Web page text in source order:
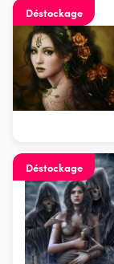
Déstockage
Déstockage